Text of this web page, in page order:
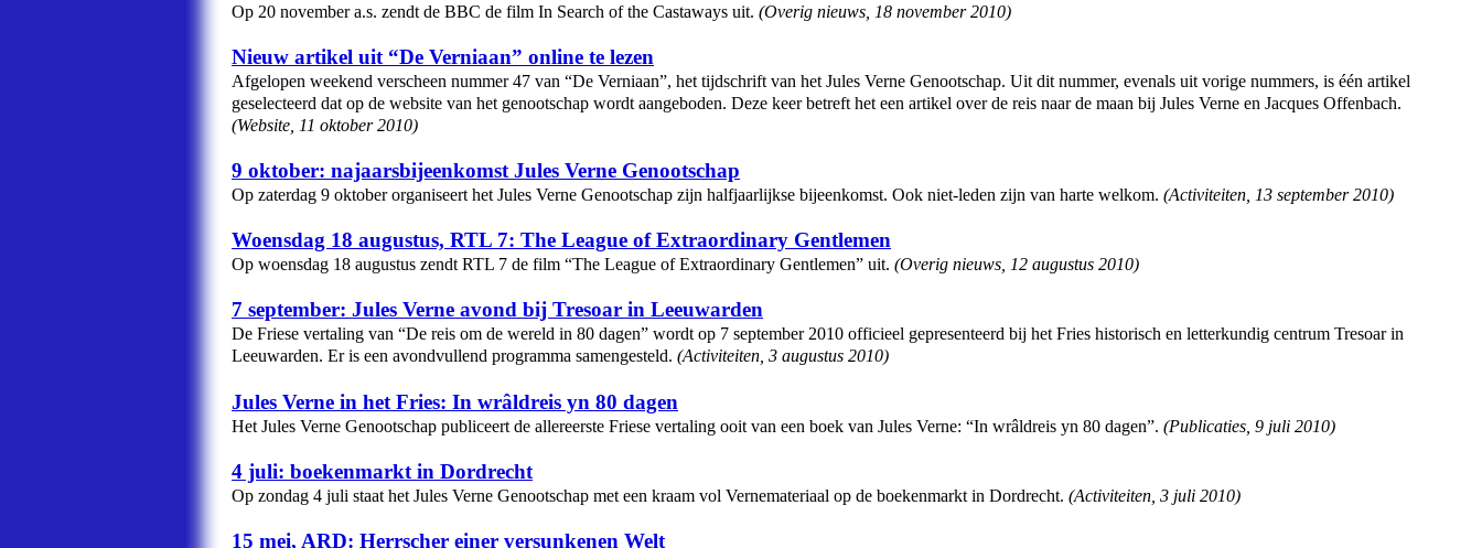
Op 20 november a.s. zendt de BBC de film In Search of the Castaways uit. (Overig nieuws 18 november 2010)
Nieuw artikel uit “De Verniaan” online te lezen
Afgelopen weekend verscheen nummer 47 van “De Verniaan”, het tijdschrift van het Jules Verne Genootschap. Uit dit nummer, evenals uit vorige nummers, is één artikel
geselecteerd dat op de website van het genootschap wordt aangeboden. Deze keer betreft het een artikel over de reis naar de maan bij Jules Verne en Jacques Offenbach.
(Website 11 oktober 2010)
9 oktober: najaarsbijeenkomst Jules Verne Genootschap
Op zaterdag 9 oktober organiseert het Jules Verne Genootschap zijn halfjaarlijkse bijeenkomst. Ook niet-leden zijn van harte welkom. (Activiteiten 13 september 2010)
Woensdag 18 augustus, RTL 7: The League of Extraordinary Gentlemen
Op woensdag 18 augustus zendt RTL 7 de film “The League of Extraordinary Gentlemen” uit. (Overig nieuws 12 augustus 2010)
7 september: Jules Verne avond bij Tresoar in Leeuwarden
De Friese vertaling van “De reis om de wereld in 80 dagen” wordt op 7 september 2010 officieel gepresenteerd bij het Fries historisch en letterkundig centrum Tresoar in
Leeuwarden. Er is een avondvullend programma samengesteld. (Activiteiten 3 augustus 2010)
Jules Verne in het Fries: In wrâldreis yn 80 dagen
Het Jules Verne Genootschap publiceert de allereerste Friese vertaling ooit van een boek van Jules Verne: “In wrâldreis yn 80 dagen”. (Publicaties 9 juli 2010)
4 juli: boekenmarkt in Dordrecht
Op zondag 4 juli staat het Jules Verne Genootschap met een kraam vol Vernemateriaal op de boekenmarkt in Dordrecht. (Activiteiten 3 juli 2010)
15 mei, ARD: Herrscher einer versunkenen Welt